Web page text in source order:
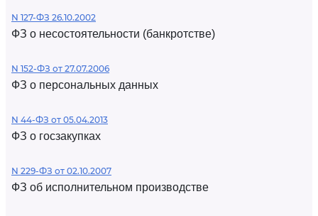
N 127-ФЗ 26.10.2002
ФЗ о несостоятельности (банкротстве)
N 152-ФЗ от 27.07.2006
ФЗ о персональных данных
N 44-ФЗ от 05.04.2013
ФЗ о госзакупках
N 229-ФЗ от 02.10.2007
ФЗ об исполнительном производстве